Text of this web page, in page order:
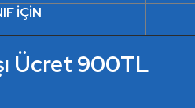
İÇİN
Ücret 900TL